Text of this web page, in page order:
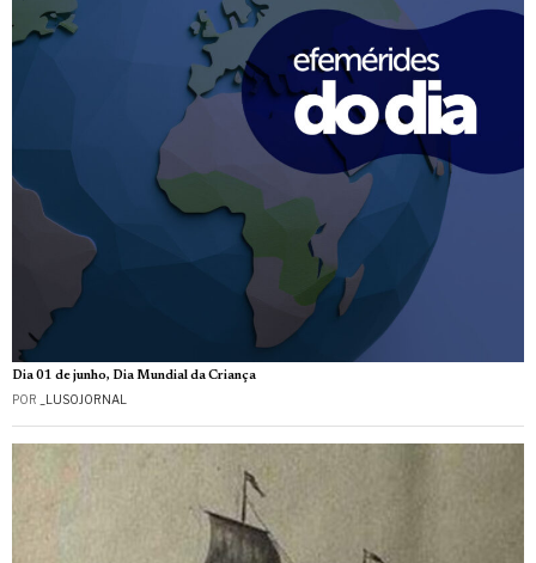
Dia 01 de junho, Dia Mundial da Criança
POR _LUSOJORNAL